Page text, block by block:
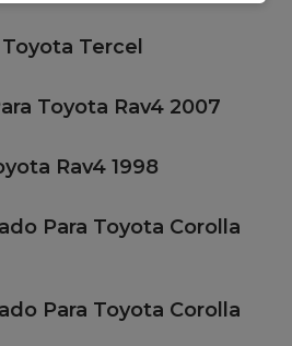
Tercel
Toyota Rav4 2007
Rav4 1998
Para Toyota Corolla
Para Toyota Corolla